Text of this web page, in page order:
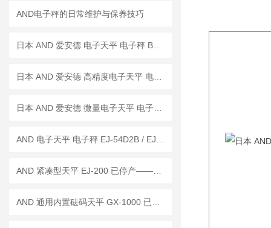
AND电子秤的日常维护与保养技巧